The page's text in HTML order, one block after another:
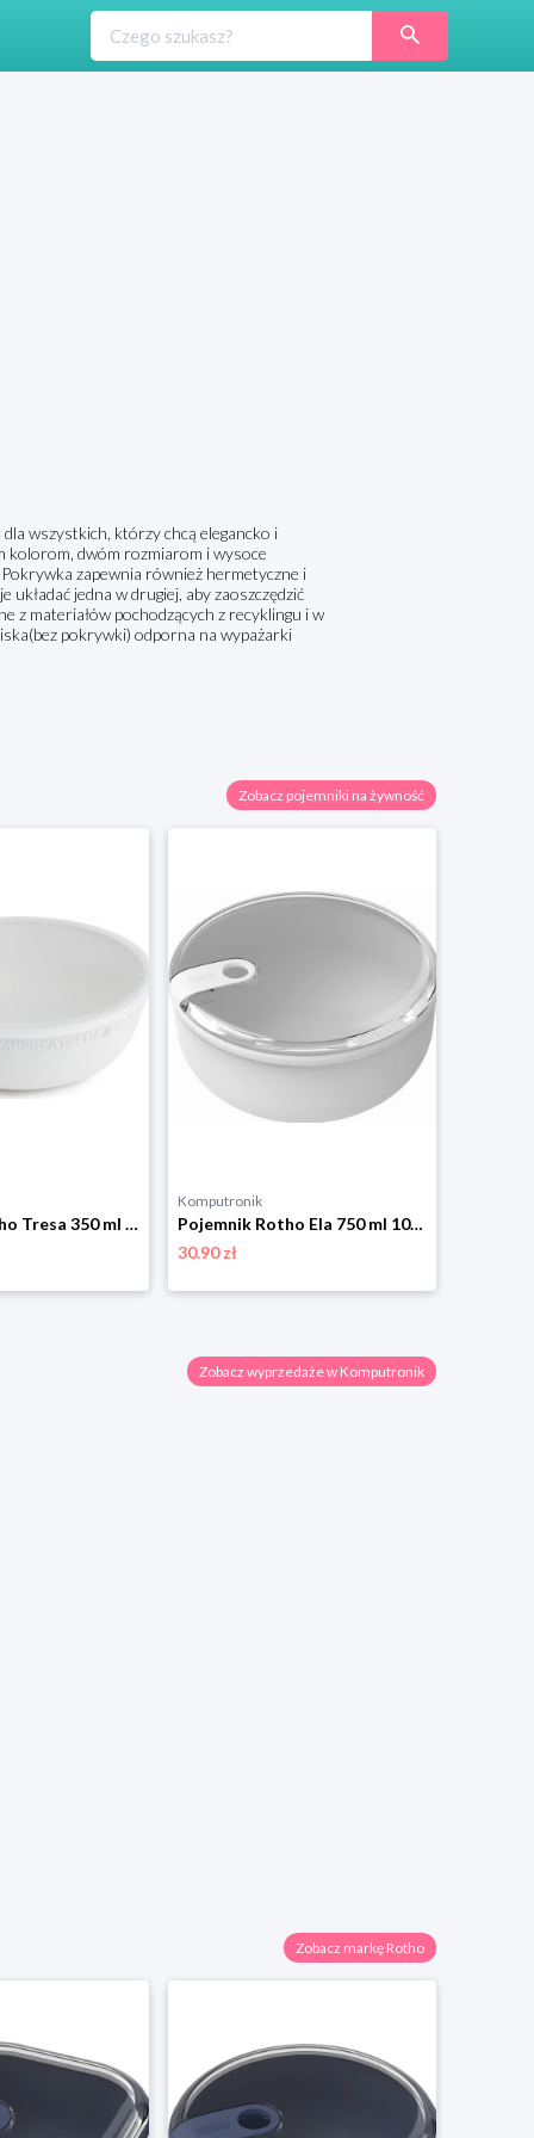
wszystkich, którzy chcą elegancko i
kolorom, dwóm rozmiarom i wysoce
zapewnia również hermetyczne i
jedna w drugiej, aby zaoszczędzić
z materiałów pochodzących z recyklingu i w
pokrywki) odporna na wypażarki
Zobacz pojemniki na żywność
Pojemnik Rotho Tresa 350 ml biały
Komputronik
Pojemnik Rotho Ela 750 ml 1056801023 biały
30.90 zł
Zobacz wyprzedaże w Komputronik
Zobacz markę Rotho